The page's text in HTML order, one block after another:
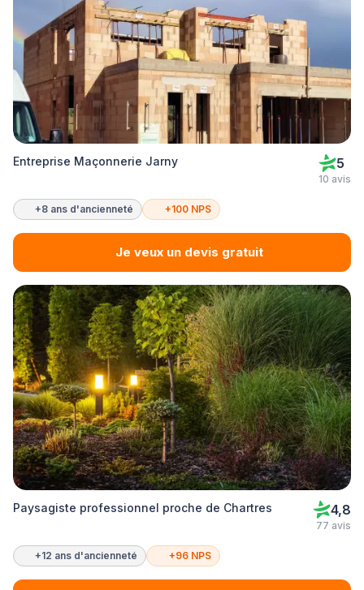
Entreprise Maçonnerie Jarny 5
10 avis
+8 ans d'ancienneté +100 NPS
Je veux un devis gratuit
Paysagiste professionnel proche de Chartres 4,8
77 avis
+12 ans d'ancienneté +96 NPS